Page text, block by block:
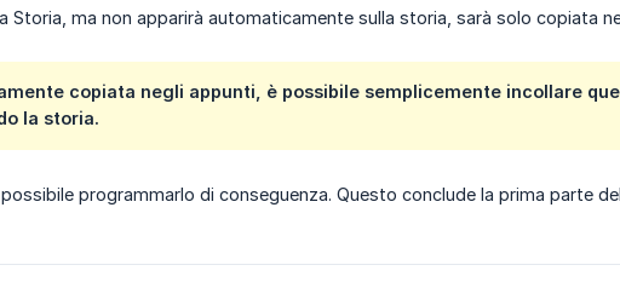
Storia, ma non apparirà automaticamente sulla storia, sarà solo copiata
copiata negli appunti, è possibile semplicemente incollare
la storia.
programmarlo di conseguenza. Questo conclude la prima parte